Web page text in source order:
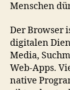
Menschen
Der Browser
digitalen
Media,
Web‑Apps.
native